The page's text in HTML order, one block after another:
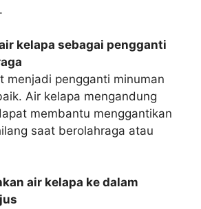
kelapa sebagai pengganti
menjadi pengganti minuman
Air kelapa mengandung
membantu menggantikan
saat berolahraga atau
air kelapa ke dalam